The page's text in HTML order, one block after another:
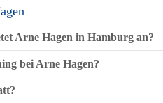
Arne Hagen in Hamburg an?
bei Arne Hagen?